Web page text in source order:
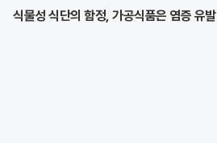
식물성 식단의 함정, 가공식품은 염증 유발